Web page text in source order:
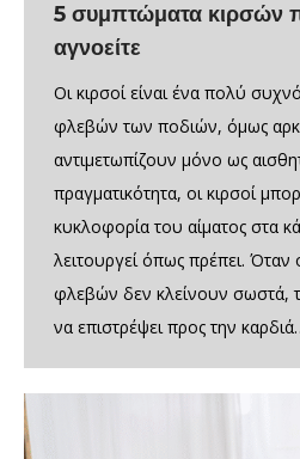
5 συμπτώματα κιρσών
αγνοείτε
Οι κιρσοί είναι ένα πολύ
φλεβών των ποδιών, όμως
αντιμετωπίζουν μόνο ως
πραγματικότητα, οι κιρσοί
κυκλοφορία του αίματος στα
λειτουργεί όπως πρέπει. Όταν
φλεβών δεν κλείνουν σωστά,
να επιστρέψει προς την